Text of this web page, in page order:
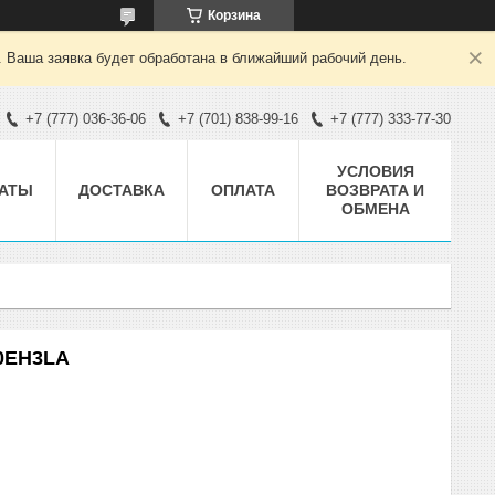
Корзина
заявка будет обработана в ближайший рабочий день.
+7 (777) 036-36-06 +7 (701) 838-99-16 +7 (777) 333-77-30
ДОСТАВКА ОПЛАТА
УСЛОВИЯ
ВОЗВРАТА И
ОБМЕНА